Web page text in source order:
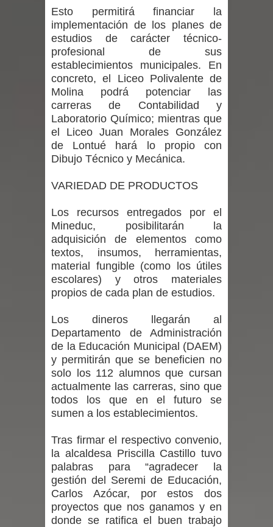
regresa de Brasil tras impulsar un
intercambio musical y pedagógico
con comunidades escolares
Alta positividad en influenza hace que
expertos reiteren llamado a
vacunarse
Mario Meza endurece críticas contra
ministra de Salud por dejar fuera a
Linares: “No dará la cara”
Seremi de Desarrollo Social y Familia
mantiene despliegue para apoyar a
niños y adolescentes durante la
Del anime al K-pop: especialistas U.
de Chile analizan el creciente interés
por las culturas japonesa y coreana
Renuncia del seremi Minvu en el
Maule golpea al Gobierno en medio de
denuncias por viviendas sociales en
Talca
Diputado Jorge Guzmán rechaza
Esto permitirá financiar la
implementación de los planes de
estudios de carácter técnico-
profesional de sus
establecimientos municipales. En
concreto, el Liceo Polivalente de
Molina podrá potenciar las
carreras de Contabilidad y
Laboratorio Químico; mientras que
el Liceo Juan Morales González
de Lontué hará lo propio con
Dibujo Técnico y Mecánica.
VARIEDAD DE PRODUCTOS
Los recursos entregados por el
Mineduc, posibilitarán la
adquisición de elementos como
textos, insumos, herramientas,
material fungible (como los útiles
escolares) y otros materiales
propios de cada plan de estudios.
Los dineros llegarán al
Departamento de Administración
de la Educación Municipal (DAEM)
y permitirán que se beneficien no
solo los 112 alumnos que cursan
actualmente las carreras, sino que
todos los que en el futuro se
sumen a los establecimientos.
Tras firmar el respectivo convenio,
la alcaldesa Priscilla Castillo tuvo
palabras para “agradecer la
gestión del Seremi de Educación,
Carlos Azócar, por estos dos
proyectos que nos ganamos y en
donde se ratifica el buen trabajo